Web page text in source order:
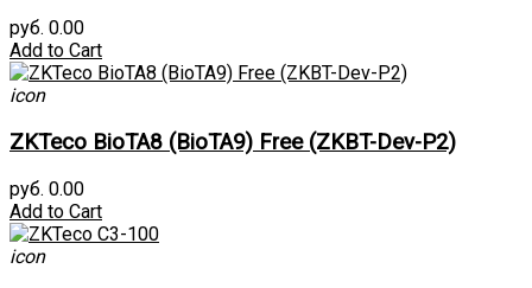
руб. 0.00
Add to Cart
icon
ZKTeco BioTA8 (BioTA9) Free (ZKBT-Dev-P2)
руб. 0.00
Add to Cart
icon